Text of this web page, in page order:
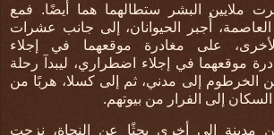
ملايين البشر ستطالهما هما أيضًا.
فمع
أُجبر الحيوانان، إلى جانب عشرات
الأخرى، على مغادرة موقعهما في إجلاء
موقعهما في إجلاء اضطراري، ليبدآ رحلة
الخرطوم إلى مدني، ثم إلى كسلا، هربًا من
إلى الفرار من بيوتهم.
مدينة إلى أخرى بحثًا عن النجاة، نزحت